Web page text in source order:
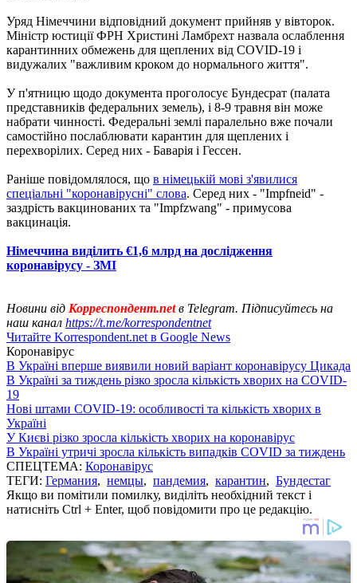
Уряд Німеччини відповідний документ прийняв у вівторок.
Міністр юстиції ФРН Христині Ламбрехт назвала ослаблення
карантинних обмежень для щеплених від COVID-19 і
видужалих "важливим кроком до нормального життя".
У п'ятницю щодо документа проголосує Бундесрат (палата
представників федеральних земель), і 8-9 травня він може
набрати чинності. Федеральні землі паралельно вже почали
самостійно послаблювати карантин для щеплених і
перехворілих. Серед них - Баварія і Гессен.
Раніше повідомлялося, що в німецькій мові з'явилися
спеціальні "коронавірусні" слова. Серед них - "Impfneid" -
заздрість вакцинованих та "Impfzwang" - примусова
вакцинація.
Німеччина виділить €1,6 млрд на дослідження
коронавірусу - ЗМІ
Новини від Корреспондент.netв Telegram. Підписуйтесь на
наш канал https://t.me/korrespondentnet
Читайте Korrespondent.net в Google News
Коронавірус
В Україні вперше виявили новий варіант коронавірусу Цикада
В Україні за тиждень різко зросла кількість хворих на COVID-
19
Нові штами COVID-19: особливості та кількість хворих в
Україні
У Києві різко зросла кількість хворих на коронавірус
В Україні утричі зросла кількість випадків COVID за тиждень
СПЕЦТЕМА: Коронавірус
ТЕГИ: Германия, немцы, пандемия, карантин, Бундестаг
Якщо ви помітили помилку, виділіть необхідний текст і
натисніть Ctrl + Enter, щоб повідомити про це редакцію.